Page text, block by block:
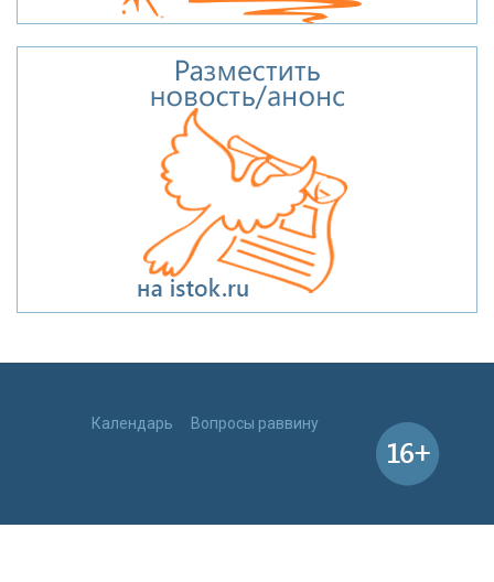
Календарь Вопросы раввину